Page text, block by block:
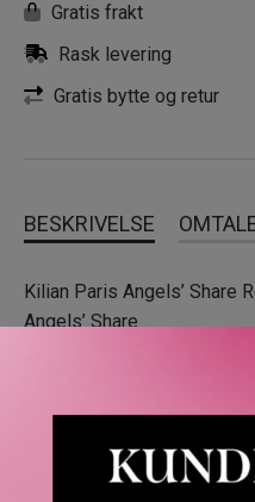
Gratis frakt
Rask levering
Gratis bytte og retur
BESKRIVELSE
Kilian Paris Angels’ Share
Angels’ Share.
og sin lidenskap for dufter